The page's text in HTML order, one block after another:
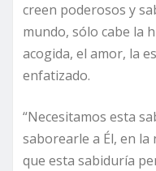
creen poderosos y
mundo, sólo cabe la
acogida, el amor, la
enfatizado.
“Necesitamos esta
saborearle a Él, en la
que esta sabiduría